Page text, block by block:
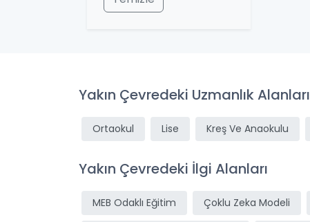
Yakın Çevredeki Uzmanlık Alanları
Ortaokul Lise Kreş Ve Anaokulu
Yakın Çevredeki İlgi Alanları
MEB Odaklı Eğitim Çoklu Zeka Modeli